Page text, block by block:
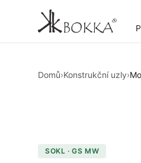
Domů›Konstrukční uzly›
SOKL · GS MW